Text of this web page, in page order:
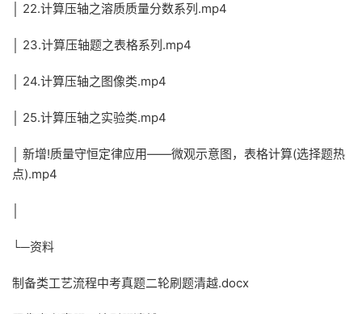
│ 22.计算压轴之溶质质量分数系列.mp4
│ 23.计算压轴题之表格系列.mp4
│ 24.计算压轴之图像类.mp4
│ 25.计算压轴之实验类.mp4
│ 新增!质量守恒定律应用——微观示意图，表格计算(选择题热
点).mp4
└─资料
制备类工艺流程中考真题二轮刷题清越.docx